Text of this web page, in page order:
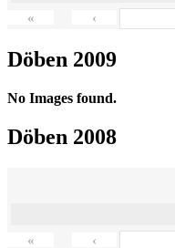
« ‹
Döben 2009
No Images found.
Döben 2008
« ‹